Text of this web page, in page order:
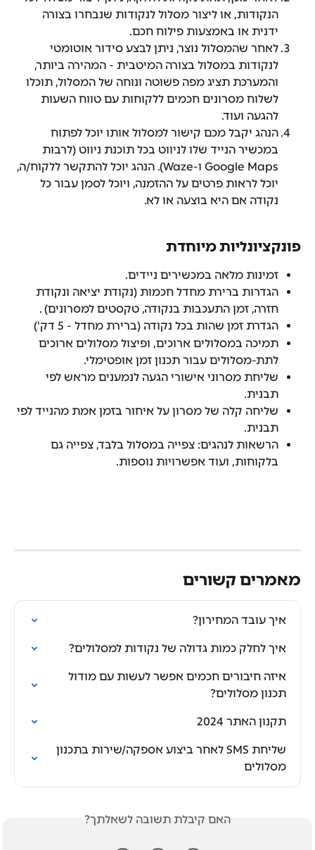
הנקודות, או ליצור מסלול לנקודות שנבחרו בצורה
ידנית או באמצעות פילוח חכם.
לאחר שהמסלול נוצר, ניתן לבצע סידור אוטומטי
לנקודות במסלול בצורה המיטבית - המהירה ביותר,
והמערכת תציג מפה פשוטה ונוחה של המסלול, תוכלו
לשלוח מסרונים חכמים ללקוחות עם טווח השעות
להגעה ועוד.
הנהג יקבל מכם קישור למסלול אותו יוכל לפתוח
במכשיר הנייד שלו לניווט בכל תוכנת ניווט (לרבות
Google Maps ו-Waze). הנהג יוכל להתקשר ללקוח/ה,
יוכל לראות פרטים על ההזמנה, ויוכל לסמן עבור כל
נקודה אם היא בוצעה או לא.
פונקציונליות מיוחדת
זמינות מלאה במכשירים ניידים.
הגדרות ברירת מחדל חכמות (נקודת יציאה ונקודת
חזרה, זמן התעכבות בנקודה, טקסטים למסרונים) .
הגדרת זמן שהות בכל נקודה (ברירת מחדל - 5 דק')
תמיכה במסלולים ארוכים, ופיצול מסלולים ארוכים
לתת-מסלולים עבור תכנון זמן אופטימלי.
שליחת מסרוני אישורי הגעה לנמענים מראש לפי
תבנית.
שליחה קלה של מסרון על איחור בזמן אמת מהנייד לפי
תבנית.
הרשאות לנהגים: צפייה במסלול בלבד, צפייה גם
בלקוחות, ועוד אפשרויות נוספות.
מאמרים קשורים
איך עובד המחירון?
איך לחלק כמות גדולה של נקודות למסלולים?
איזה חיבורים חכמים אפשר לעשות עם מודול
תכנון מסלולים?
תקנון האתר 2024
שליחת SMS לאחר ביצוע אספקה/שירות בתכנון
מסלולים
האם קיבלת תשובה לשאלתך?